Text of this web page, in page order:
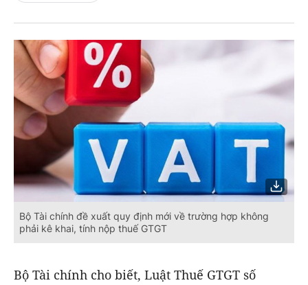
Bộ Tài chính đề xuất quy định mới về trường hợp không
phải kê khai, tính nộp thuế GTGT
Bộ Tài chính cho biết, Luật Thuế GTGT số